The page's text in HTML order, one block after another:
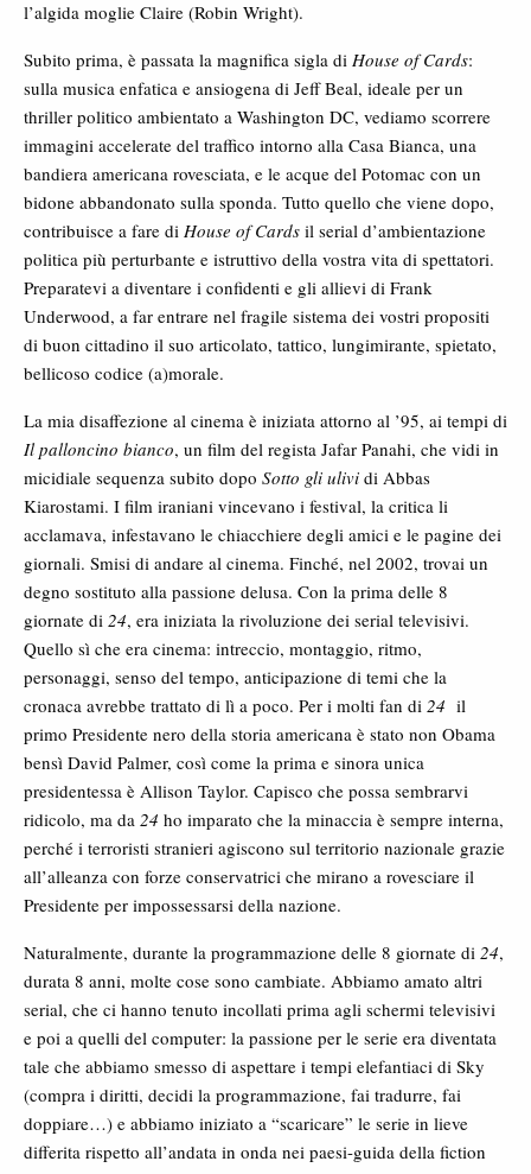
l’algida moglie Claire (Robin Wright).
Subito prima, è passata la magnifica sigla di House of Cards:
sulla musica enfatica e ansiogena di Jeff Beal, ideale per un
thriller politico ambientato a Washington DC, vediamo scorrere
immagini accelerate del traffico intorno alla Casa Bianca, una
bandiera americana rovesciata, e le acque del Potomac con un
bidone abbandonato sulla sponda. Tutto quello che viene dopo,
contribuisce a fare di House of Cards il serial d’ambientazione
politica più perturbante e istruttivo della vostra vita di spettatori.
Preparatevi a diventare i confidenti e gli allievi di Frank
Underwood, a far entrare nel fragile sistema dei vostri propositi
di buon cittadino il suo articolato, tattico, lungimirante, spietato,
bellicoso codice (a)morale.
La mia disaffezione al cinema è iniziata attorno al ’95, ai tempi di
Il palloncino bianco, un film del regista Jafar Panahi, che vidi in
micidiale sequenza subito dopo Sotto gli ulivi di Abbas
Kiarostami. I film iraniani vincevano i festival, la critica li
acclamava, infestavano le chiacchiere degli amici e le pagine dei
giornali. Smisi di andare al cinema. Finché, nel 2002, trovai un
degno sostituto alla passione delusa. Con la prima delle 8
giornate di 24, era iniziata la rivoluzione dei serial televisivi.
Quello sì che era cinema: intreccio, montaggio, ritmo,
personaggi, senso del tempo, anticipazione di temi che la
cronaca avrebbe trattato di lì a poco. Per i molti fan di 24 il
primo Presidente nero della storia americana è stato non Obama
bensì David Palmer, così come la prima e sinora unica
presidentessa è Allison Taylor. Capisco che possa sembrarvi
ridicolo, ma da 24 ho imparato che la minaccia è sempre interna,
perché i terroristi stranieri agiscono sul territorio nazionale grazie
all’alleanza con forze conservatrici che mirano a rovesciare il
Presidente per impossessarsi della nazione.
Naturalmente, durante la programmazione delle 8 giornate di 24,
durata 8 anni, molte cose sono cambiate. Abbiamo amato altri
serial, che ci hanno tenuto incollati prima agli schermi televisivi
e poi a quelli del computer: la passione per le serie era diventata
tale che abbiamo smesso di aspettare i tempi elefantiaci di Sky
(compra i diritti, decidi la programmazione, fai tradurre, fai
doppiare…) e abbiamo iniziato a “scaricare” le serie in lieve
differita rispetto all’andata in onda nei paesi-guida della fiction